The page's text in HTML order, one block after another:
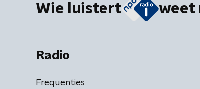
Wie luistert weet
Radio
Frequenties